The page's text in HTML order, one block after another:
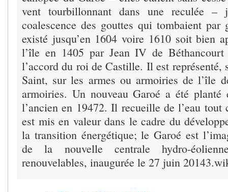
vent tourbillonnant dans une reculée –
coalescence des gouttes qui tombaient par
existé jusqu’en 1604 voire 1610 soit bien
l’île en 1405 par Jean IV de
l’accord du roi de Castille. Il est représenté,
Saint, sur les armes ou armoiries de l’île
armoiries. Un nouveau Garoé a été
l’ancien en 19472. Il recueille de l’eau tout
est mis en valeur dans le cadre du
la transition énergétique; le Garoé est
de la nouvelle centrale hydro-
renouvelables, inaugurée le 27 juin